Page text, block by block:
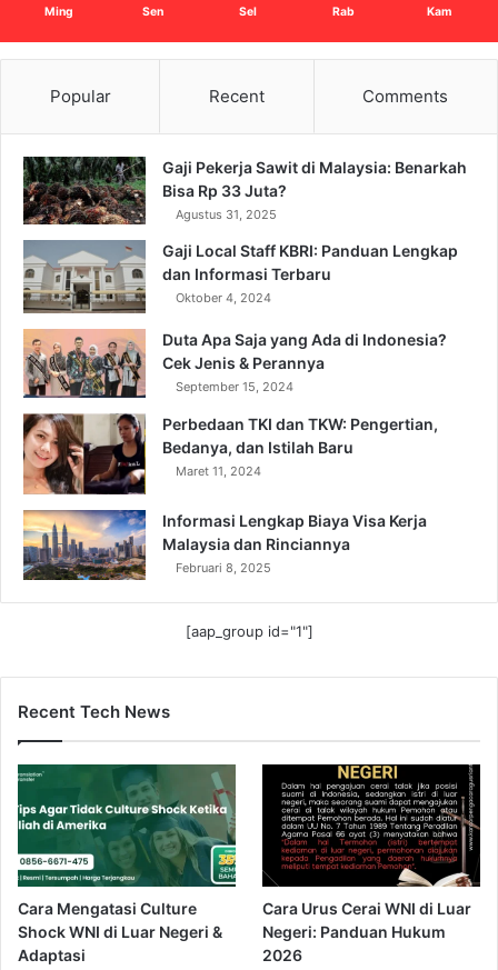
Ming Sen Sel Rab Kam
Popular Recent Comments
Gaji Pekerja Sawit di Malaysia: Benarkah
Bisa Rp 33 Juta?
Agustus 31, 2025
Gaji Local Staff KBRI: Panduan Lengkap
dan Informasi Terbaru
Oktober 4, 2024
Duta Apa Saja yang Ada di Indonesia?
Cek Jenis & Perannya
September 15, 2024
Perbedaan TKI dan TKW: Pengertian,
Bedanya, dan Istilah Baru
Maret 11, 2024
Informasi Lengkap Biaya Visa Kerja
Malaysia dan Rinciannya
Februari 8, 2025
[aap_group id="1"]
Recent Tech News
Cara Mengatasi Culture
Shock WNI di Luar Negeri &
Adaptasi
Cara Urus Cerai WNI di Luar
Negeri: Panduan Hukum
2026